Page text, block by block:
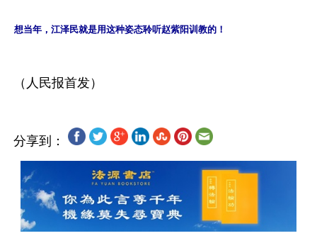
想当年，江泽民就是用这种姿态聆听赵紫阳训教的！
分享到：